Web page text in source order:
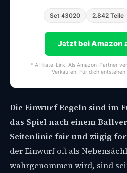
Set 43020 2.842 Teile
Jetzt bei Amazon
* Affiliate-Link. Als Amazon-Partner
Verkäufen. Für dich entstehen
Die Einwurf Regeln sind im
das Spiel nach einem
Seitenlinie fair und zügig
der Einwurf oft als
wahrgenommen wird, sind